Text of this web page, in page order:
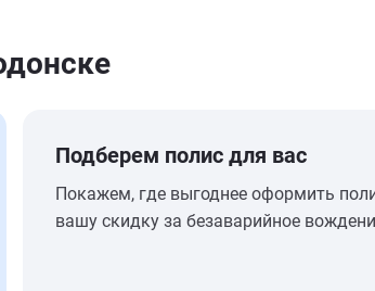
Подберем полис для вас
Покажем, где выгоднее оформить
вашу скидку за безаварийное